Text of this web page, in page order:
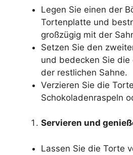
Legen Sie einen der
Tortenplatte und
großzügig mit der
Setzen Sie den
und bedecken Sie
der restlichen Sahne.
Verzieren Sie die
Schokoladenraspeln
Servieren und
Lassen Sie die Torte